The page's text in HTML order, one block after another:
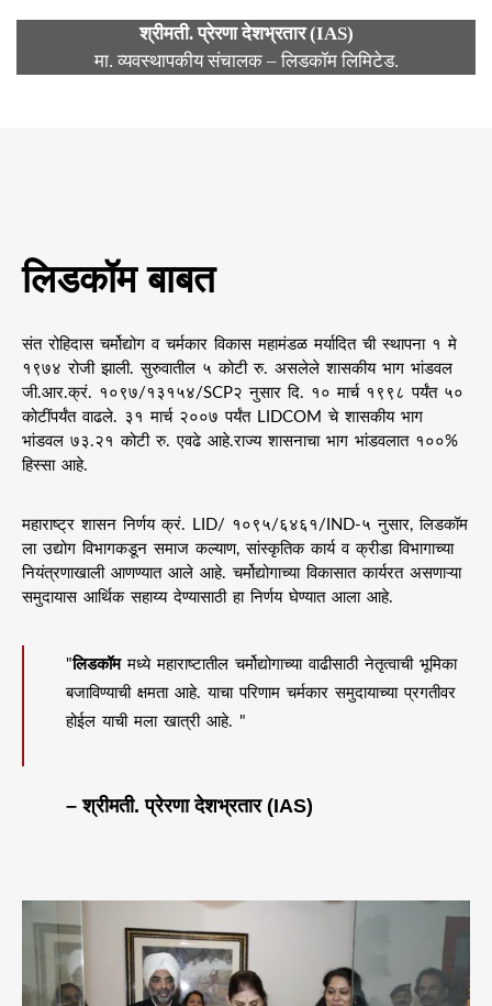
श्रीमती. प्रेरणा देशभ्रतार (IAS)
मा. व्यवस्थापकीय संचालक – लिडकॉम लिमिटेड.
लिडकॉम बाबत
संत रोहिदास चर्मोद्योग व चर्मकार विकास महामंडळ मर्यादित ची स्थापना १ मे
१९७४ रोजी झाली. सुरुवातील ५ कोटी रु. असलेले शासकीय भाग भांडवल
जी.आर.क्रं. १०९७/१३१५४/SCP२ नुसार दि. १० मार्च १९९८ पर्यंत ५०
कोटींपर्यंत वाढले. ३१ मार्च २००७ पर्यंत LIDCOM चे शासकीय भाग
भांडवल ७३.२१ कोटी रु. एवढे आहे.राज्य शासनाचा भाग भांडवलात १००%
हिस्सा आहे.
महाराष्ट्र शासन निर्णय क्रं. LID/ १०९५/६४६१/IND-५ नुसार, लिडकॉम
ला उद्योग विभागकडून समाज कल्याण, सांस्कृतिक कार्य व क्रीडा विभागाच्या
नियंत्रणाखाली आणण्यात आले आहे. चर्मोद्योगाच्या विकासात कार्यरत असणाऱ्या
समुदायास आर्थिक सहाय्य देण्यासाठी हा निर्णय घेण्यात आला आहे.
"लिडकॉममध्ये महाराष्टातील चर्मोद्योगाच्या वाढीसाठी नेतृत्वाची भूमिका
बजाविण्याची क्षमता आहे. याचा परिणाम चर्मकार समुदायाच्या प्रगतीवर
होईल याची मला खात्री आहे. "
– श्रीमती. प्रेरणा देशभ्रतार (IAS)